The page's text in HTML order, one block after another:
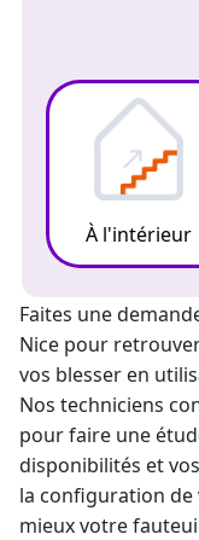
À l'intérieur
Faites une
Nice pour
vos blesser en
Nos techniciens
pour faire une
disponibilités et
la configuration
mieux votre